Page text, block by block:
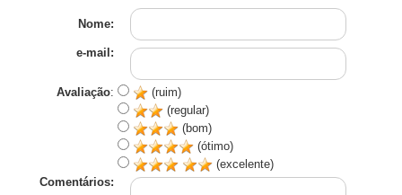
Nome:
e-mail:
Avaliação:
(ruim)
(regular)
(bom)
(ótimo)
(excelente)
Comentários: